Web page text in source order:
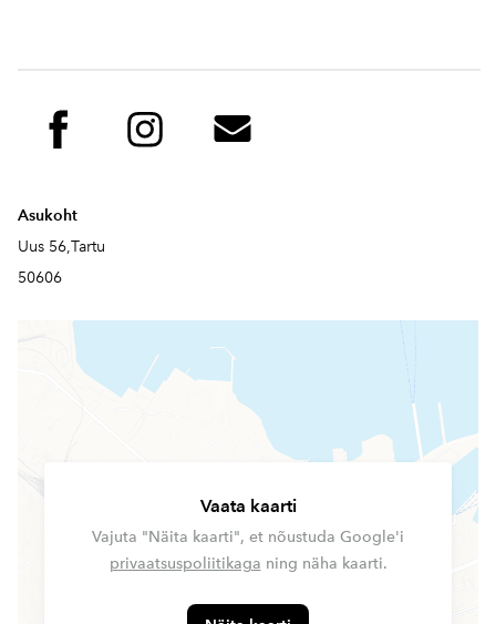
Asukoht
Uus 56,Tartu
50606
Vaata kaarti
Vajuta "Näita kaarti", et nõustuda Google'i
privaatsuspoliitikaga ning näha kaarti.